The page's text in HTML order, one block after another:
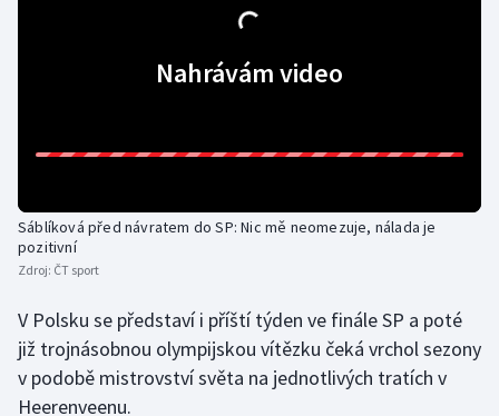
Jezdectví
Judo
Krasobruslení
Lezení
Nahrávám video
Sáblíková před návratem do SP: Nic mě neomezuje, nálada je
pozitivní
Zdroj: ČT sport
V Polsku se představí i příští týden ve finále SP a poté
již trojnásobnou olympijskou vítězku čeká vrchol sezony
v podobě mistrovství světa na jednotlivých tratích v
Heerenveenu.